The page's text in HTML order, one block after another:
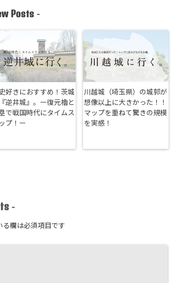
Posts -
好きにおすすめ！茨城
逆井城』。ー復元櫓と
で戦国時代にタイムス
プ！ー
川越城（埼玉県）の城郭が
想像以上に大きかった！！
マップを重ねて驚きの規模
を実感！
-
る欄は必須項目です